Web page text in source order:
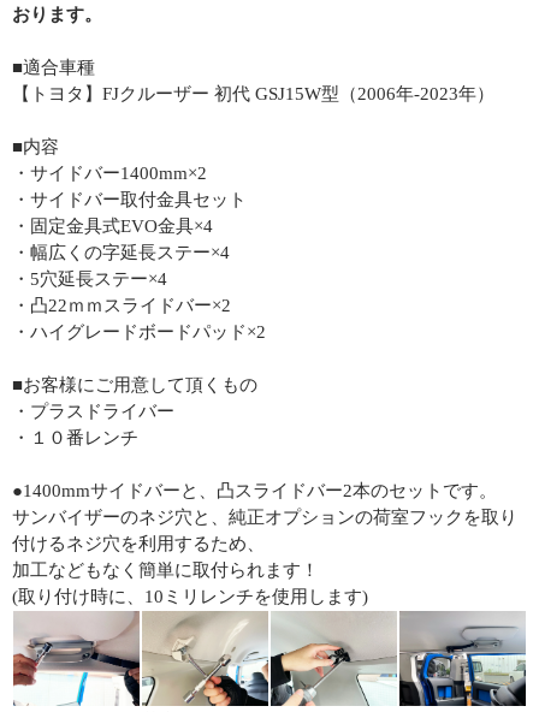
おります。
■適合車種
【トヨタ】FJクルーザー 初代 GSJ15W型（2006年-2023年）
■内容
・サイドバー1400mm×2
・サイドバー取付金具セット
・固定金具式EVO金具×4
・幅広くの字延長ステー×4
・5穴延長ステー×4
・凸22ｍｍスライドバー×2
・ハイグレードボードパッド×2
■お客様にご用意して頂くもの
・プラスドライバー
・１０番レンチ
●1400mmサイドバーと、凸スライドバー2本のセットです。
サンバイザーのネジ穴と、純正オプションの荷室フックを取り
付けるネジ穴を利用するため、
加工などもなく簡単に取付られます！
(取り付け時に、10ミリレンチを使用します)